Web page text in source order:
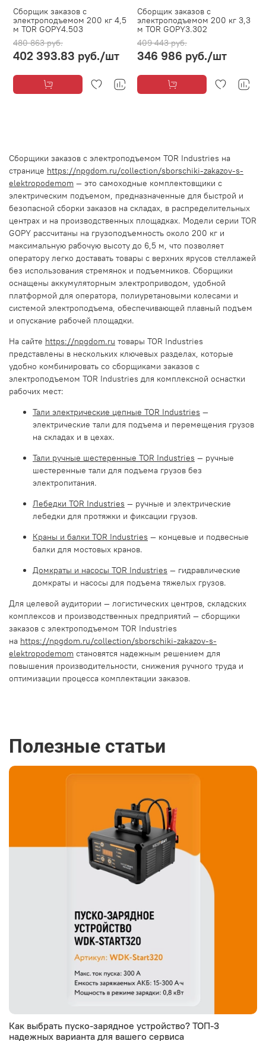
Сборщик заказов с
электроподъемом 200 кг 4,5
м TOR GOPY4.503
480 863 руб.
402 393.83 руб./шт
Сборщик заказов с
электроподъемом 200 кг 3,3
м TOR GOPY3.302
409 443 руб.
346 986 руб./шт
Сборщики заказов с электроподъемом TOR Industries на
странице https://npgdom.ru/collection/sborschiki-zakazov-s-
elektropodemom — это самоходные комплектовщики с
электрическим подъемом, предназначенные для быстрой и
безопасной сборки заказов на складах, в распределительных
центрах и на производственных площадках. Модели серии TOR
GOPY рассчитаны на грузоподъемность около 200 кг и
максимальную рабочую высоту до 6,5 м, что позволяет
оператору легко доставать товары с верхних ярусов стеллажей
без использования стремянок и подъемников. Сборщики
оснащены аккумуляторным электроприводом, удобной
платформой для оператора, полиуретановыми колесами и
системой электроподъема, обеспечивающей плавный подъем
и опускание рабочей площадки.
На сайте https://npgdom.ru товары TOR Industries
представлены в нескольких ключевых разделах, которые
удобно комбинировать со сборщиками заказов с
электроподъемом TOR Industries для комплексной оснастки
рабочих мест:
Тали электрические цепные TOR Industries —
электрические тали для подъема и перемещения грузов
на складах и в цехах.
Тали ручные шестеренные TOR Industries — ручные
шестеренные тали для подъема грузов без
электропитания.
Лебедки TOR Industries — ручные и электрические
лебедки для протяжки и фиксации грузов.
Краны и балки TOR Industries — концевые и подвесные
балки для мостовых кранов.
Домкраты и насосы TOR Industries — гидравлические
домкраты и насосы для подъема тяжелых грузов.
Для целевой аудитории — логистических центров, складских
комплексов и производственных предприятий — сборщики
заказов с электроподъемом TOR Industries
на https://npgdom.ru/collection/sborschiki-zakazov-s-
elektropodemom становятся надежным решением для
повышения производительности, снижения ручного труда и
оптимизации процесса комплектации заказов.
Полезные статьи
Как выбрать пуско-зарядное устройство? ТОП-3
надежных варианта для вашего сервиса